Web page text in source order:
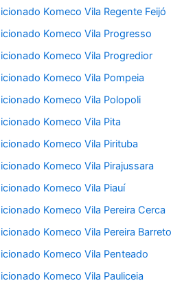
Komeco Vila Regente Feijó
Komeco Vila Progresso
Komeco Vila Progredior
Komeco Vila Pompeia
Komeco Vila Polopoli
Komeco Vila Pita
Komeco Vila Pirituba
Komeco Vila Pirajussara
Komeco Vila Piauí
Komeco Vila Pereira Cerca
Komeco Vila Pereira Barreto
Komeco Vila Penteado
Komeco Vila Pauliceia